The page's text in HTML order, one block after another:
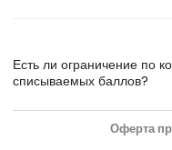
Есть ли ограничение по
списываемых баллов?
Оферта